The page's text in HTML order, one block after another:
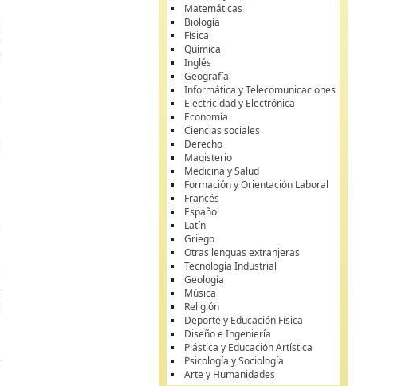
Matemáticas
Biología
Física
Química
Inglés
Geografía
Informática y Telecomunicaciones
Electricidad y Electrónica
Economía
Ciencias sociales
Derecho
Magisterio
Medicina y Salud
Formación y Orientación Laboral
Francés
Español
Latín
Griego
Otras lenguas extranjeras
Tecnología Industrial
Geología
Música
Religión
Deporte y Educación Física
Diseño e Ingeniería
Plástica y Educación Artística
Psicología y Sociología
Arte y Humanidades